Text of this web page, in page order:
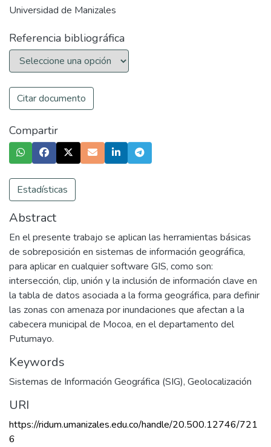
Universidad de Manizales
Referencia bibliográfica
Citar documento
Compartir
Estadísticas
Abstract
En el presente trabajo se aplican las herramientas básicas
de sobreposición en sistemas de información geográfica,
para aplicar en cualquier software GIS, como son:
intersección, clip, unión y la inclusión de información clave en
la tabla de datos asociada a la forma geográfica, para definir
las zonas con amenaza por inundaciones que afectan a la
cabecera municipal de Mocoa, en el departamento del
Putumayo.
Keywords
Sistemas de Información Geográfica (SIG), Geolocalización
URI
https://ridum.umanizales.edu.co/handle/20.500.12746/721
6